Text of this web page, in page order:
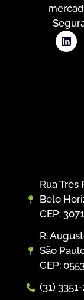
Rua Três
Belo
CEP:
R.
São
CEP:
(31)